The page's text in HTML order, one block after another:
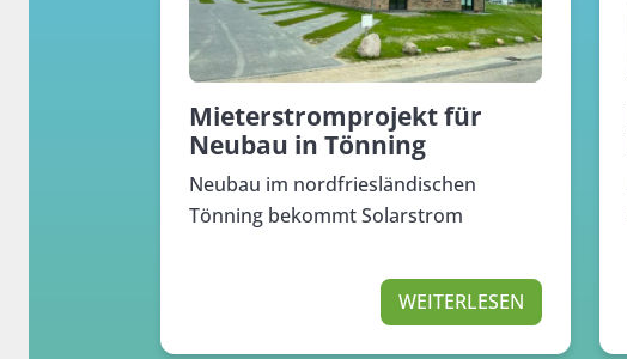
Mieterstromprojekt für
Neubau in Tönning
Neubau im nordfriesländischen
Tönning bekommt Solarstrom
WEITERLESEN